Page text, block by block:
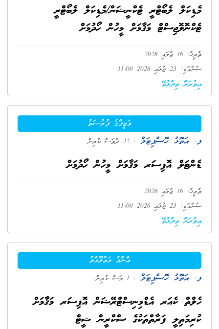
މެޑިކަލް ލެބޯޓްރީ ޓެކްނީޝަން/މެޑިކަލް ލެބޯޓްރީ
ޓެކްނޮލޮޖިސްޓް މަޤާމަށް މީހުން ހޯދުމަށް
ތާރީޚު: 16 ޖުލައި 2026
ސުންގަޑި: 23 ޖުލައި 2026 11:00
އިތުރަށް ވިދާޅުވޭ
ވަޒީފާގެ ފުރުޞަތު
ފ. އަތޮޅު ހޮސްޕިޓަލް . 22 ދުވަސް ކުރިން
ޑެންޓަލް އޮފިސަރ މަޤާމަށް މީހުން ހޯދުމަށް
ތާރީޚު: 16 ޖުލައި 2026
ސުންގަޑި: 23 ޖުލައި 2026 11:00
އިތުރަށް ވިދާޅުވޭ
ޢާންމު މަޢުލޫމާތު
ފ. އަތޮޅު ހޮސްޕިޓަލް . 1 މަސް ކުރިން
ހެލްތް ކެއަރ އެޑްމިނިސްޓްރޭޝަން އޮފިސަރ މަޤާާމަށް
ކުރިމަތިލީ ފަރާތްތަކުގެ ސްކްރީން ޝީޓް